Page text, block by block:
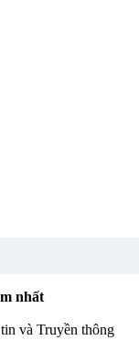
nhất
và Truyền thông